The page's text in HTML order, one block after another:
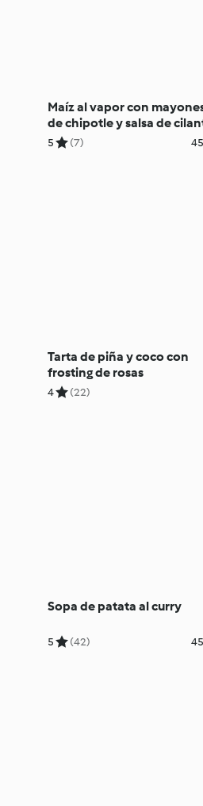
Maíz al vapor con
de chipotle y salsa de
5 (7)
Tarta de piña y coco con
frosting de rosas
4 (22)
Sopa de patata al curry
5 (42)